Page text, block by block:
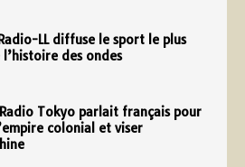
LL diffuse le sport le plus
l’histoire des ondes
Tokyo parlait français pour
colonial et viser